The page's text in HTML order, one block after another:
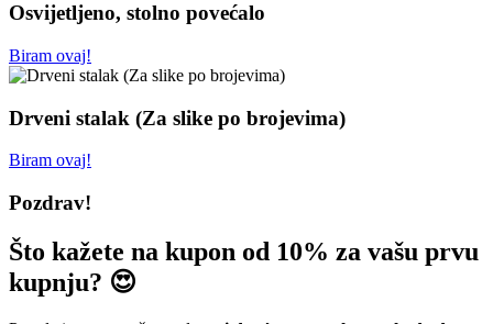
Osvijetljeno, stolno povećalo
Biram ovaj!
Drveni stalak (Za slike po brojevima)
Biram ovaj!
Pozdrav!
Što kažete na kupon od 10% za vašu prvu
kupnju? 😍